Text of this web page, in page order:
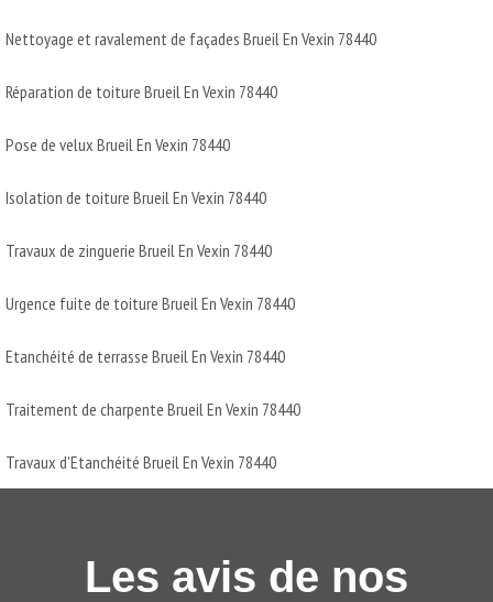
Nettoyage et ravalement de façades Brueil En Vexin 78440
Réparation de toiture Brueil En Vexin 78440
Pose de velux Brueil En Vexin 78440
Isolation de toiture Brueil En Vexin 78440
Travaux de zinguerie Brueil En Vexin 78440
Urgence fuite de toiture Brueil En Vexin 78440
Etanchéité de terrasse Brueil En Vexin 78440
Traitement de charpente Brueil En Vexin 78440
Travaux d'Etanchéité Brueil En Vexin 78440
Les avis de nos